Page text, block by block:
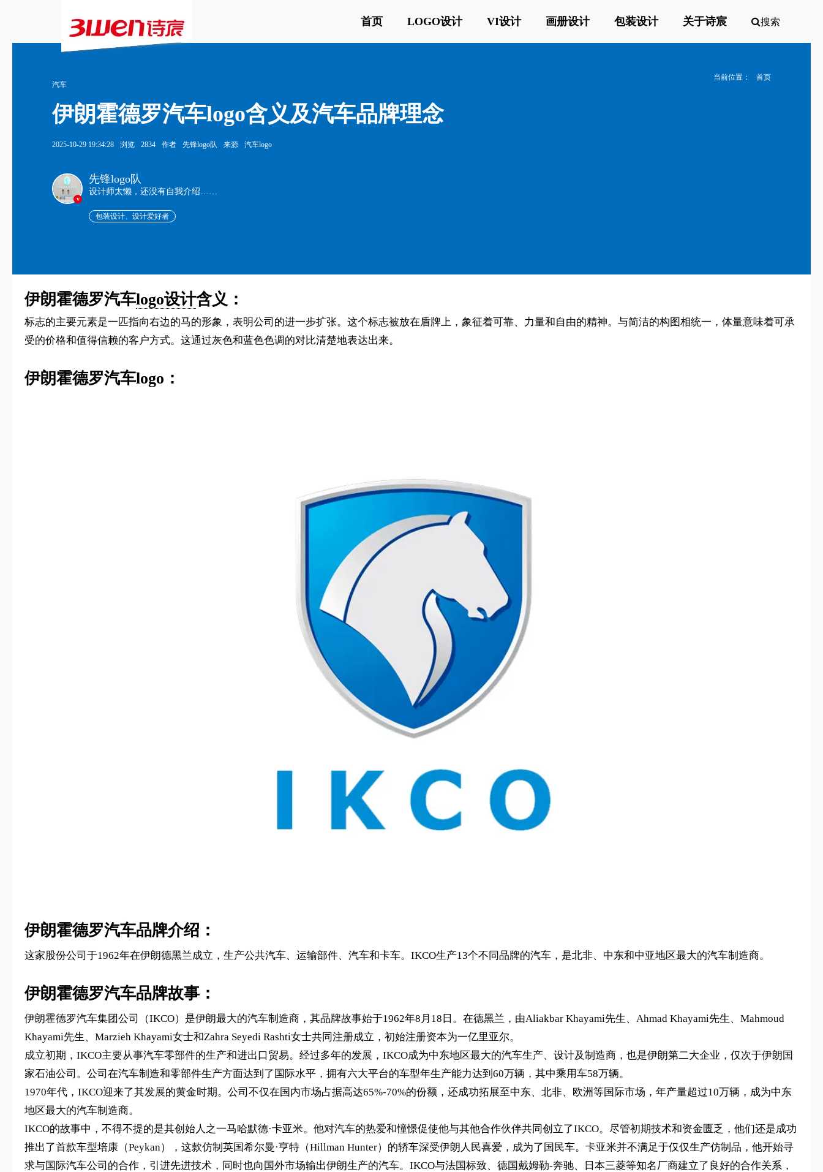
首页 LOGO设计 VI设计 画册设计 包装设计 关于诗宸 搜索
当前位置：
首页
汽车
‌伊朗霍德罗汽车logo含义及汽车品牌理念
2025-10-29 19:34:28 浏览 2834 作者 先锋logo队 来源 汽车logo
v
先锋logo队
设计师太懒，还没有自我介绍……
包装设计、设计爱好者
‌伊朗霍德罗汽车logo设计含义：
标志的主要元素是一匹指向右边的马的形象，表明公司的进一步扩张。这个标志被放在盾牌上，象征着可靠、力量和自由的精神。与简洁的构图相统一，体量意味着可承
受的价格和值得信赖的客户方式。这通过灰色和蓝色色调的对比清楚地表达出来。
‌伊朗霍德罗汽车logo：
‌伊朗霍德罗汽车品牌介绍：
这家股份公司于1962年在伊朗德黑兰成立，生产公共汽车、运输部件、汽车和卡车。IKCO生产13个不同品牌的汽车，是北非、中东和中亚地区最大的汽车制造商。
‌伊朗霍德罗汽车品牌故事：
伊朗霍德罗汽车集团公司（IKCO）是伊朗最大的汽车制造商，其品牌故事始于1962年8月18日。在德黑兰，由Aliakbar Khayami先生、Ahmad Khayami先生、Mahmoud
Khayami先生、Marzieh Khayami女士和Zahra Seyedi Rashti女士共同注册成立，初始注册资本为一亿里亚尔。
成立初期，IKCO主要从事汽车零部件的生产和进出口贸易。经过多年的发展，IKCO成为中东地区最大的汽车生产、设计及制造商，也是伊朗第二大企业，仅次于伊朗国
家石油公司。公司在汽车制造和零部件生产方面达到了国际水平，拥有六大平台的车型年生产能力达到60万辆，其中乘用车58万辆。
1970年代，IKCO迎来了其发展的黄金时期。公司不仅在国内市场占据高达65%-70%的份额，还成功拓展至中东、北非、欧洲等国际市场，年产量超过10万辆，成为中东
地区最大的汽车制造商。
IKCO的故事中，不得不提的是其创始人之一马哈默德·卡亚米。他对汽车的热爱和憧憬促使他与其他合作伙伴共同创立了IKCO。尽管初期技术和资金匮乏，他们还是成功
推出了首款车型培康（Peykan），这款仿制英国希尔曼·亨特（Hillman Hunter）的轿车深受伊朗人民喜爱，成为了国民车。卡亚米并不满足于仅仅生产仿制品，他开始寻
求与国际汽车公司的合作，引进先进技术，同时也向国外市场输出伊朗生产的汽车。IKCO与法国标致、德国戴姆勒-奔驰、日本三菱等知名厂商建立了良好的合作关系，